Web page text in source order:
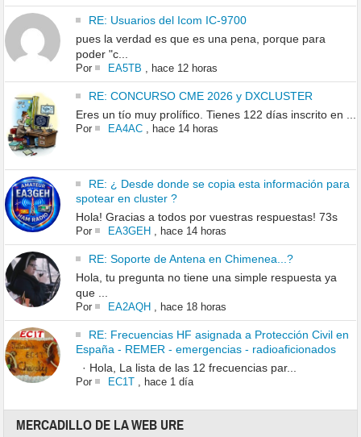
RE: Usuarios del Icom IC-9700
pues la verdad es que es una pena, porque para
poder "c...
Por EA5TB , hace 12 horas
RE: CONCURSO CME 2026 y DXCLUSTER
Eres un tío muy prolífico. Tienes 122 días inscrito en ...
Por EA4AC, hace 14 horas
RE: ¿ Desde donde se copia esta información para
spotear en cluster ?
Hola! Gracias a todos por vuestras respuestas! 73s
Por EA3GEH , hace 14 horas
RE: Soporte de Antena en Chimenea...?
Hola, tu pregunta no tiene una simple respuesta ya
que ...
Por EA2AQH , hace 18 horas
RE: Frecuencias HF asignada a Protección Civil en
España - REMER - emergencias - radioaficionados
· Hola, La lista de las 12 frecuencias par...
Por EC1T, hace 1 día
MERCADILLO DE LA WEB URE